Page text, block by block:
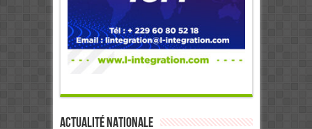
Actualité Nationale